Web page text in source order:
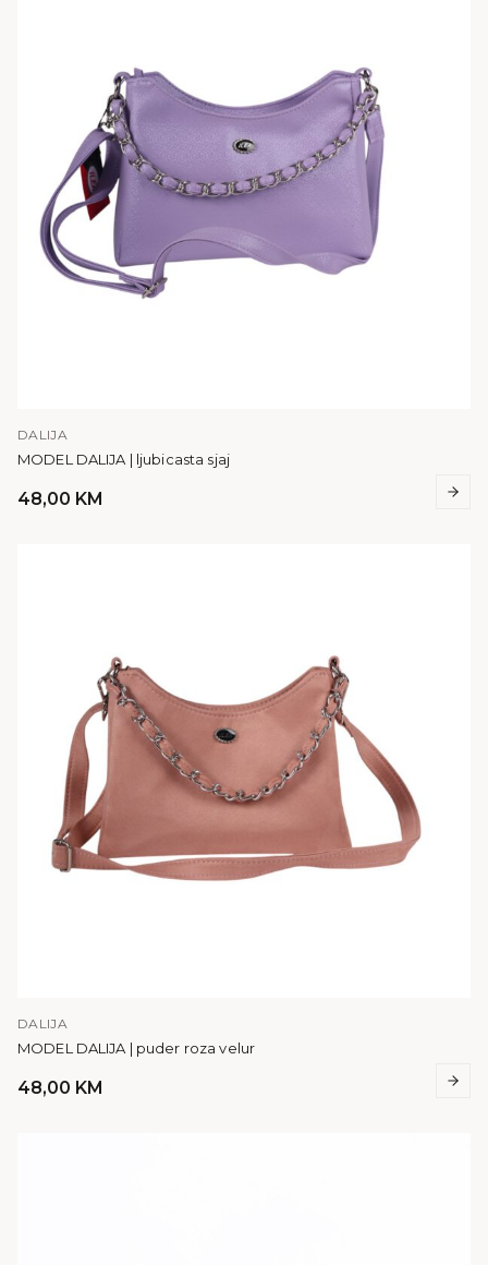
DALIJA
MODEL DALIJA | ljubicasta sjaj
48,00 KM
DALIJA
MODEL DALIJA | puder roza velur
48,00 KM